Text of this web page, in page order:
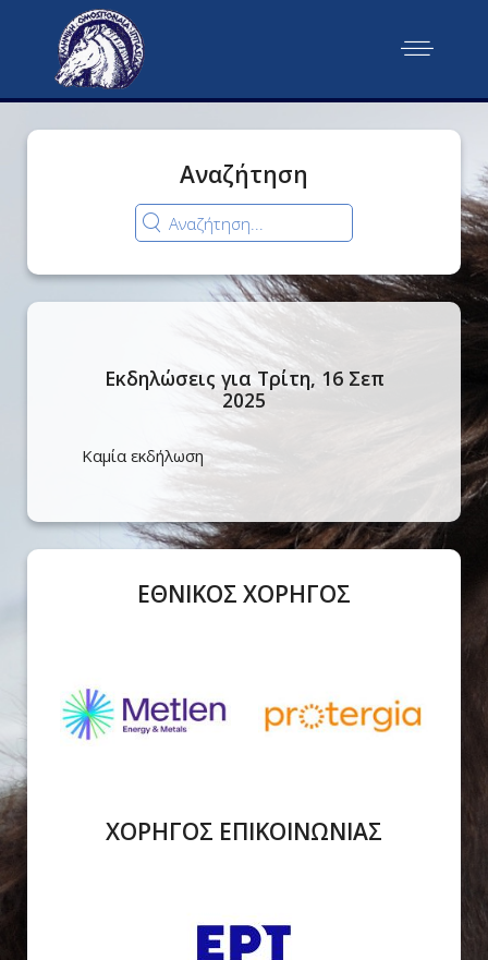
Αναζήτηση
Εκδηλώσεις για Τρίτη, 16 Σεπ
2025
Καμία εκδήλωση
ΕΘΝΙΚΟΣ ΧΟΡΗΓΟΣ
ΧΟΡΗΓΟΣ ΕΠΙΚΟΙΝΩΝΙΑΣ